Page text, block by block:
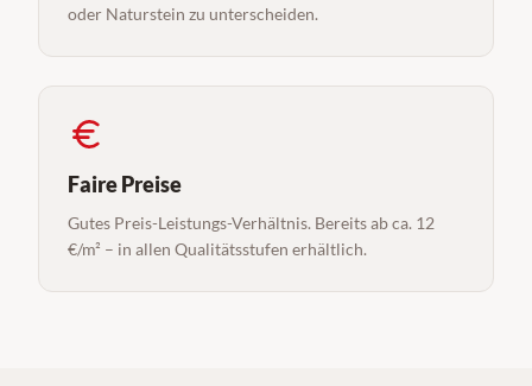
oder Naturstein zu unterscheiden.
Faire Preise
Gutes Preis-Leistungs-Verhältnis. Bereits ab ca. 12
€/m² – in allen Qualitätsstufen erhältlich.